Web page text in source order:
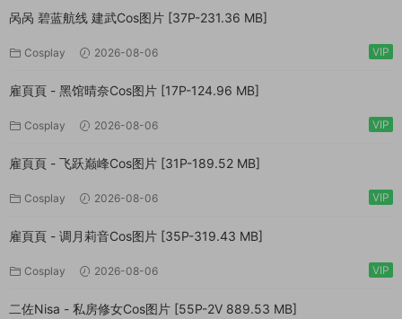
呙呙 碧蓝航线 建武Cos图片 [37P-231.36 MB]
Cosplay 2026-08-06 VIP
雇頁頁 - 黑馆晴奈Cos图片 [17P-124.96 MB]
Cosplay 2026-08-06 VIP
雇頁頁 - 飞跃巅峰Cos图片 [31P-189.52 MB]
Cosplay 2026-08-06 VIP
雇頁頁 - 调月莉音Cos图片 [35P-319.43 MB]
Cosplay 2026-08-06 VIP
二佐Nisa - 私房修女Cos图片 [55P-2V 889.53 MB]